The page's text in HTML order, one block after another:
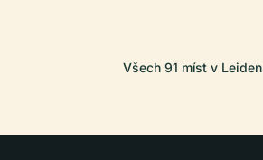
Všech 91 míst v Leiden